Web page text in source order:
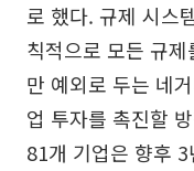
로 했다. 규제 시스
칙적으로 모든 규
만 예외로 두는 네
업 투자를 촉진할
81개 기업은 향후